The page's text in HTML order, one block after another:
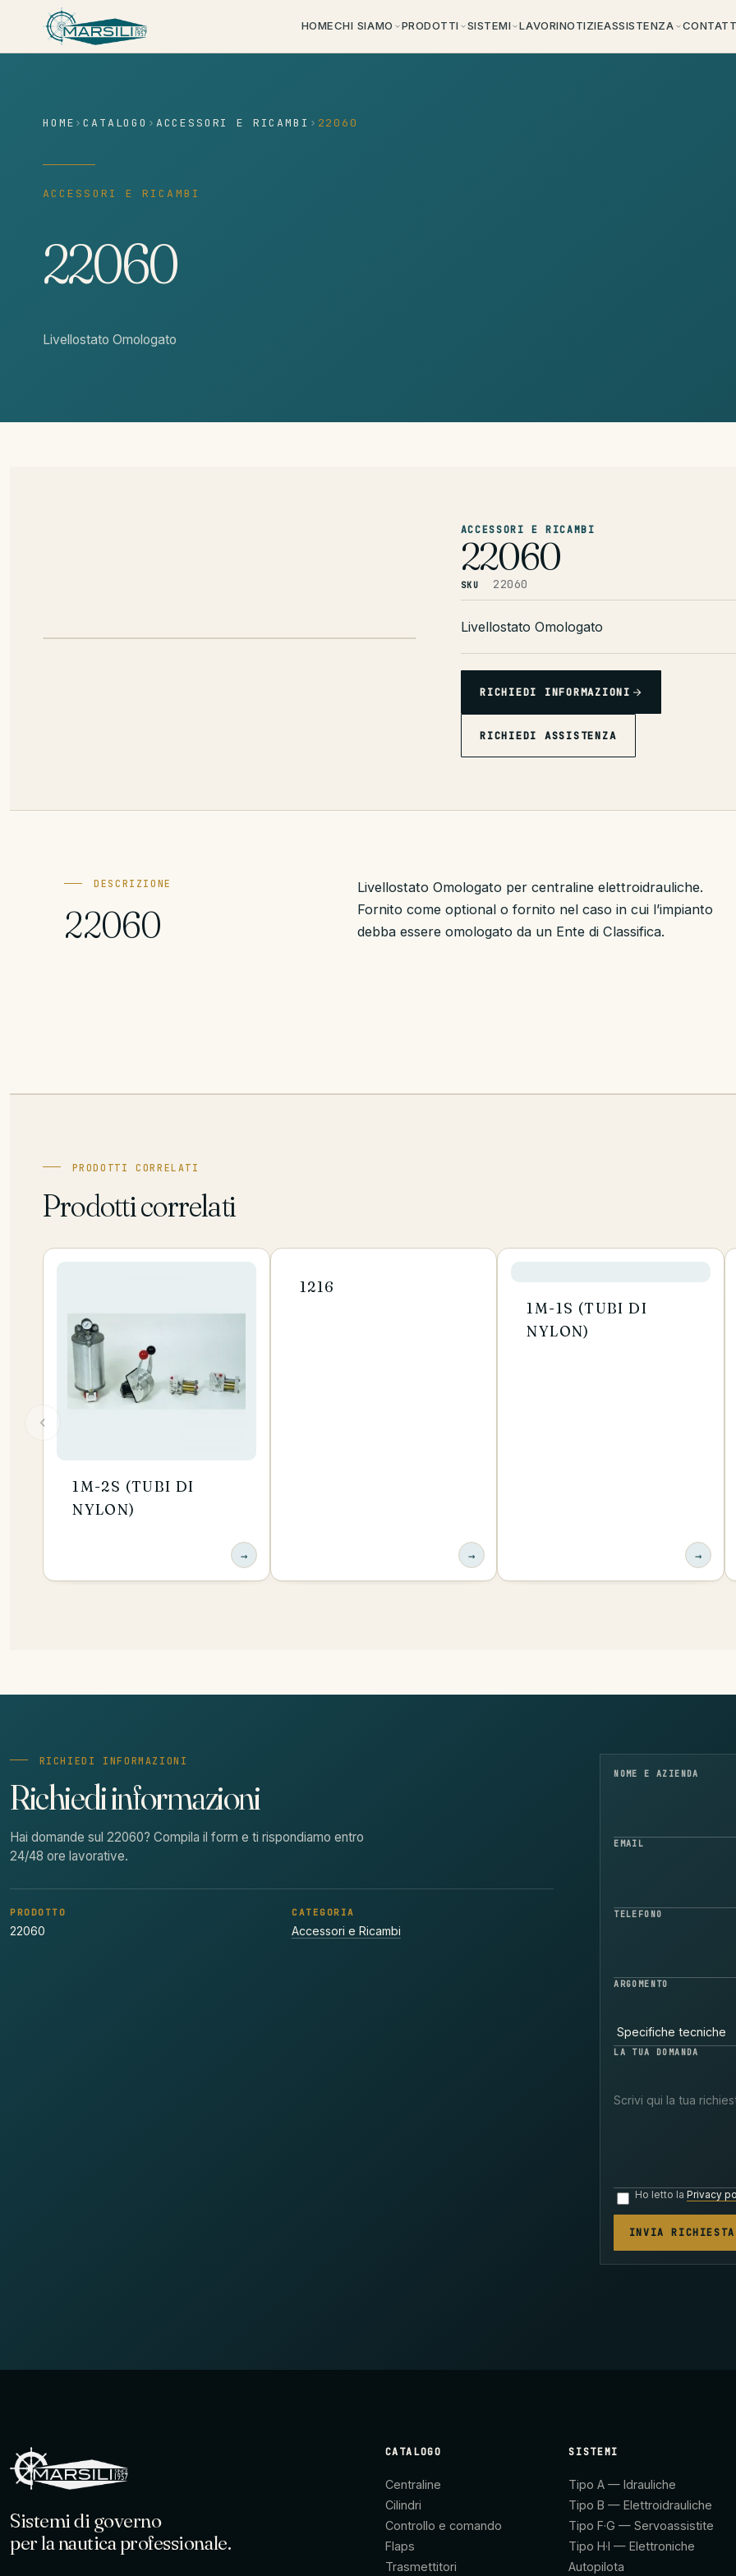
contenuto
HOMECHI SIAMO PRODOTTI SISTEMI LAVORINOTIZIEASSISTENZA
HOME ›CATALOGO › ACCESSORI E RICAMBI › 22060
ACCESSORI E RICAMBI
22060
Livellostato Omologato
ACCESSORI E RICAMBI
22060
SKU 22060
Livellostato Omologato
RICHIEDI INFORMAZIONI
RICHIEDI ASSISTENZA
DESCRIZIONE
22060
Livellostato Omologato per centraline elettroidrauliche.
Fornito come optional o fornito nel caso in cui l’impianto
debba essere omologato da un Ente di Classifica.
PRODOTTI CORRELATI
Prodotti correlati
1M-2S (TUBI DI
NYLON)
→
1216
→
1M-1S (TUBI DI
NYLON)
→
RICHIEDI INFORMAZIONI
Richiedi informazioni
Hai domande sul 22060? Compila il form e ti rispondiamo entro
24/48 ore lavorative.
PRODOTTO
22060
CATEGORIA
Accessori e Ricambi
NOME E AZIENDA
EMAIL
TELEFONO
ARGOMENTO
LA TUA DOMANDA
Ho letto la Privacy
INVIA RICHIESTA
Sistemi di governo
per la nautica professionale.
CATALOGO
Centraline
Cilindri
Controllo e comando
Flaps
Trasmettitori
SISTEMI
Tipo A — Idrauliche
Tipo B — Elettroidrauliche
Tipo F·G — Servoassistite
Tipo H·I — Elettroniche
Autopilota